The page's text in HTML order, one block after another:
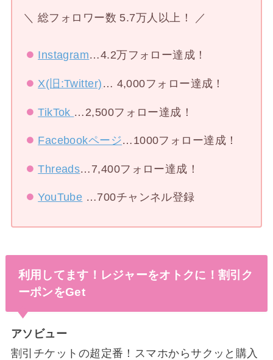
＼ 総フォロワー数 5.7万人以上！ ／
Instagram…4.2万フォロー達成！
X(旧:Twitter) … 4,000フォロー達成！
TikTok …2,500フォロー達成！
Facebookページ…1000フォロー達成！
Threads…7,400フォロー達成！
YouTube …700チャンネル登録
利用してます！レジャーをオトクに！割引ク
ーポンをGet
アソビュー
割引チケットの超定番！スマホからサクッと購入